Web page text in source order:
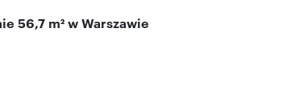
56,7 m² w Warszawie